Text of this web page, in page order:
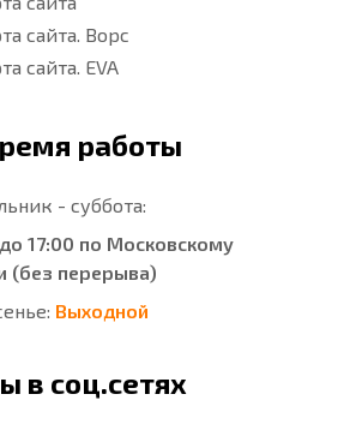
сайта. Ворс
сайта. EVA
работы
- суббота:
17:00 по Московскому
(без перерыва)
Выходной
в соц.сетях